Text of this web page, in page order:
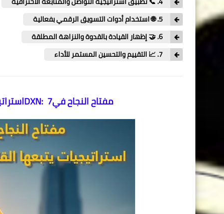
​5. 🌐 استخدام أدوات التسويق الرقمي بفعالية
​6. 🤝 إظهار القيادة بالقدوة والنزاهة المطلقة
​7. 📈 التقييم والتحسين المستمر للأداء
مفتاح النجاح فيDXN: 7استراتيجيات يتبعها القادة لتحقيق دخل شهري كبير